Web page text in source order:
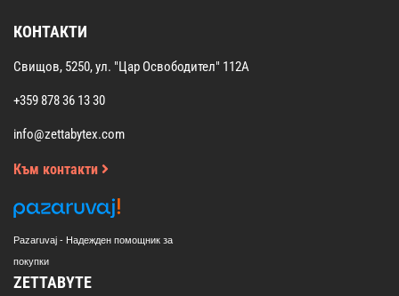
КОНТАКТИ
Свищов, 5250, ул. "Цар Освободител" 112А
+359 878 36 13 30
info@zettabytex.com
Към контакти
Pazaruvaj - Надежден помощник за
покупки
ZETTABYTE